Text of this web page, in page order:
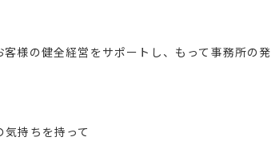
様の健全経営をサポートし、もって事務所の発
持ちを持って